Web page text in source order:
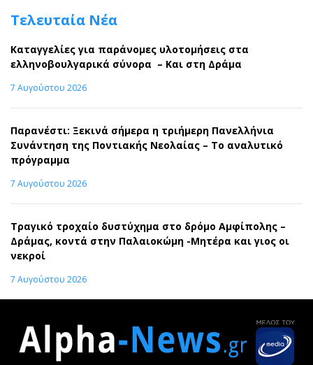
Τελευταία Νέα
Καταγγελίες για παράνομες υλοτομήσεις στα
ελληνοβουλγαρικά σύνορα – Και στη Δράμα
7 Αυγούστου 2026
Παρανέστι: Ξεκινά σήμερα η τριήμερη Πανελλήνια
Συνάντηση της Ποντιακής Νεολαίας – Το αναλυτικό
πρόγραμμα
7 Αυγούστου 2026
Τραγικό τροχαίο δυστύχημα στο δρόμο Αμφίπολης –
Δράμας, κοντά στην Παλαιοκώμη -Μητέρα και γιος οι
νεκροί
7 Αυγούστου 2026